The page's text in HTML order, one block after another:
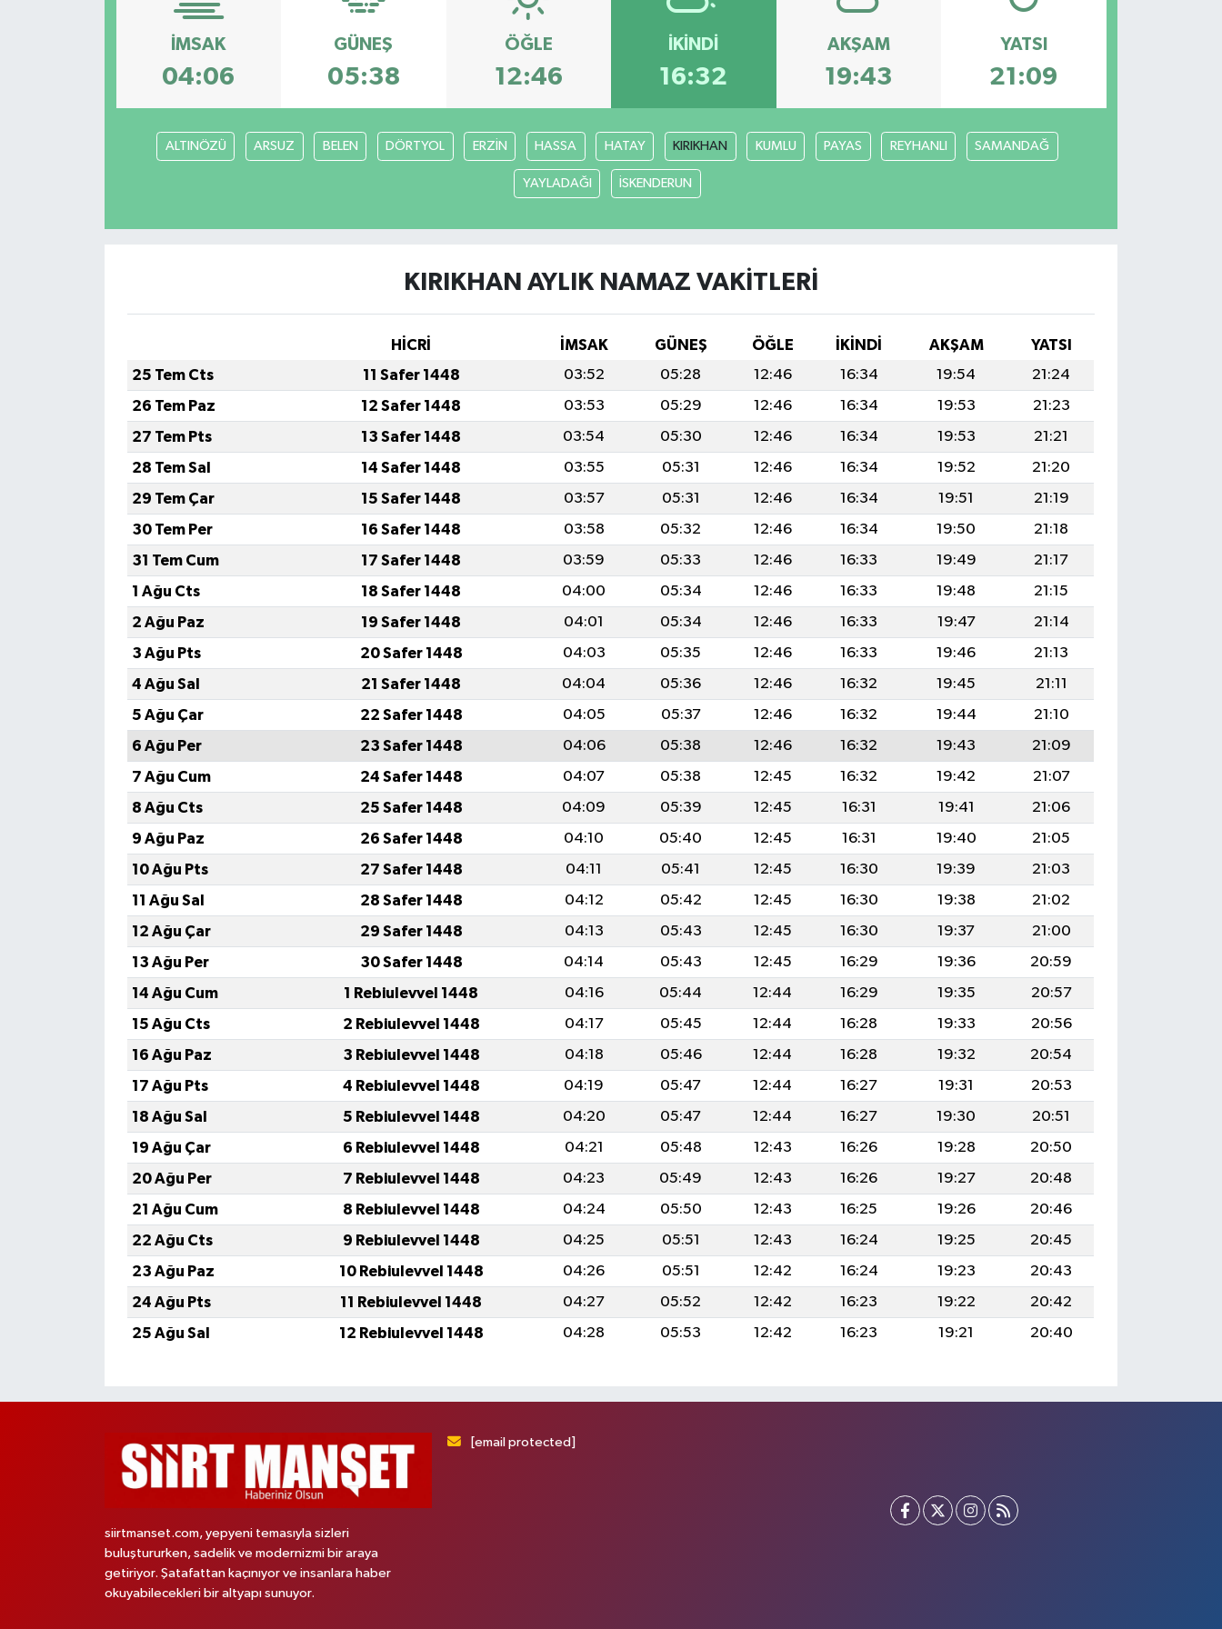
İMSAK
04:06
GÜNEŞ
05:38
ÖĞLE
12:46
İKINDI
16:32
AKŞAM
19:43
YATSI
21:09
ALTINÖZÜ ARSUZ BELEN DÖRTYOL ERZİN HASSA HATAY KIRIKHAN KUMLU PAYAS REYHANLI SAMANDAĞ
YAYLADAĞI İSKENDERUN
KIRIKHAN AYLIK NAMAZ VAKITLERI
HİCRİ İMSAK GÜNEŞ ÖĞLE İKINDI AKŞAM
YATSI
25 Tem Cts
11 Safer 1448 03:52 05:28 12:46 16:34 19:54
21:24
26 Tem Paz
12 Safer 1448 03:53 05:29 12:46 16:34 19:53
21:23
27 Tem Pts
13 Safer 1448 03:54 05:30 12:46 16:34 19:53
21:21
28 Tem Sal
14 Safer 1448 03:55 05:31 12:46 16:34 19:52
21:20
29 Tem Çar
15 Safer 1448 03:57 05:31 12:46 16:34 19:51
21:19
30 Tem Per
16 Safer 1448 03:58 05:32 12:46 16:34 19:50
21:18
31 Tem Cum
17 Safer 1448 03:59 05:33 12:46 16:33 19:49
21:17
1 Ağu Cts
18 Safer 1448 04:00 05:34 12:46 16:33 19:48
21:15
2 Ağu Paz
19 Safer 1448 04:01 05:34 12:46 16:33 19:47
21:14
3 Ağu Pts
20 Safer 1448 04:03 05:35 12:46 16:33 19:46
21:13
4 Ağu Sal
21 Safer 1448 04:04 05:36 12:46 16:32 19:45
21:11
5 Ağu Çar
22 Safer 1448 04:05 05:37 12:46 16:32 19:44
21:10
6 Ağu Per
23 Safer 1448 04:06 05:38 12:46 16:32 19:43
21:09
7 Ağu Cum
24 Safer 1448 04:07 05:38 12:45 16:32 19:42
21:07
8 Ağu Cts
25 Safer 1448 04:09 05:39 12:45 16:31 19:41
21:06
9 Ağu Paz
26 Safer 1448 04:10 05:40 12:45 16:31 19:40
21:05
10 Ağu Pts
27 Safer 1448 04:11 05:41 12:45 16:30 19:39
21:03
11 Ağu Sal
28 Safer 1448 04:12 05:42 12:45 16:30 19:38
21:02
12 Ağu Çar
29 Safer 1448 04:13 05:43 12:45 16:30 19:37
21:00
13 Ağu Per
30 Safer 1448 04:14 05:43 12:45 16:29 19:36
20:59
14 Ağu Cum
1 Rebiulevvel 1448 04:16 05:44 12:44 16:29 19:35
20:57
15 Ağu Cts
2 Rebiulevvel 1448 04:17 05:45 12:44 16:28 19:33
20:56
16 Ağu Paz
3 Rebiulevvel 1448 04:18 05:46 12:44 16:28 19:32
20:54
17 Ağu Pts
4 Rebiulevvel 1448 04:19 05:47 12:44 16:27 19:31
20:53
18 Ağu Sal
5 Rebiulevvel 1448 04:20 05:47 12:44 16:27 19:30
20:51
19 Ağu Çar
6 Rebiulevvel 1448 04:21 05:48 12:43 16:26 19:28
20:50
20 Ağu Per
7 Rebiulevvel 1448 04:23 05:49 12:43 16:26 19:27
20:48
21 Ağu Cum
8 Rebiulevvel 1448 04:24 05:50 12:43 16:25 19:26
20:46
22 Ağu Cts
9 Rebiulevvel 1448 04:25 05:51 12:43 16:24 19:25
20:45
23 Ağu Paz
10 Rebiulevvel 1448 04:26 05:51 12:42 16:24 19:23
20:43
24 Ağu Pts
11 Rebiulevvel 1448 04:27 05:52 12:42 16:23 19:22
20:42
25 Ağu Sal
12 Rebiulevvel 1448 04:28 05:53 12:42 16:23 19:21 20:40
siirtmanset.com, yepyeni temasıyla sizleri
buluştururken, sadelik ve modernizmi bir araya
getiriyor. Şatafattan kaçınıyor ve insanlara haber
okuyabilecekleri bir altyapı sunuyor.
[email protected]